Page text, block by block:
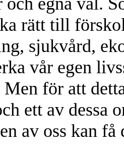
rätt till
sjukvård,
vår egen
för att
ett av dessa
av oss kan